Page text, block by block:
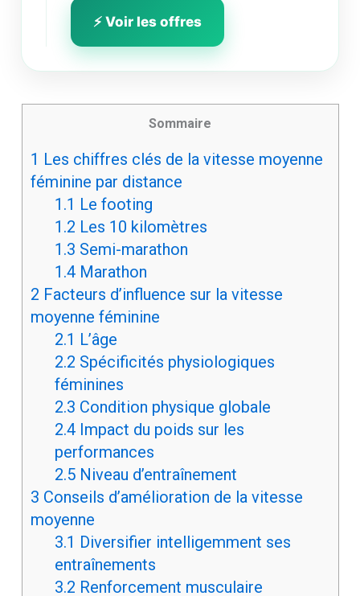
⚡ Voir les offres
Sommaire
1 Les chiffres clés de la vitesse moyenne
féminine par distance
1.1 Le footing
1.2 Les 10 kilomètres
1.3 Semi-marathon
1.4Marathon
2 Facteurs d’influence sur la vitesse
moyenne féminine
2.1 L’âge
2.2 Spécificités physiologiques
féminines
2.3 Condition physique globale
2.4Impact du poids sur les
performances
2.5Niveau d’entraînement
3 Conseils d’amélioration de la vitesse
moyenne
3.1 Diversifier intelligemment ses
entraînements
3.2 Renforcement musculaire